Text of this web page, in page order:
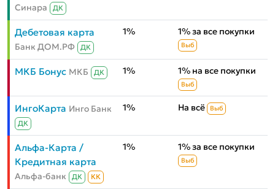
Синара
ДК
Дебетовая карта
Банк ДОМ.РФ ДК
1% 1% за все покупки
Выб
МКБ Бонус МКБ ДК 1% 1% на все покупки
Выб
ИнгоКарта Инго Банк
ДК
1% На всё Выб
Альфа-Карта /
Кредитная карта
Альфа-банк ДК КК
1% 1% за все покупки
Выб